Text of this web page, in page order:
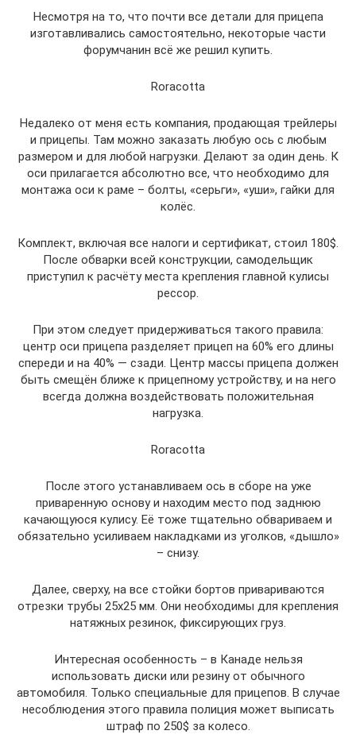
Несмотря на то, что почти все детали для прицепа
изготавливались самостоятельно, некоторые части
форумчанин всё же решил купить.
Roracotta
Недалеко от меня есть компания, продающая трейлеры
и прицепы. Там можно заказать любую ось с любым
размером и для любой нагрузки. Делают за один день. К
оси прилагается абсолютно все, что необходимо для
монтажа оси к раме – болты, «серьги», «уши», гайки для
колёс.
Комплект, включая все налоги и сертификат, стоил 180$.
После обварки всей конструкции, самодельщик
приступил к расчёту места крепления главной кулисы
рессор.
При этом следует придерживаться такого правила:
центр оси прицепа разделяет прицеп на 60% его длины
спереди и на 40% — сзади. Центр массы прицепа должен
быть смещён ближе к прицепному устройству, и на него
всегда должна воздействовать положительная
нагрузка.
Roracotta
После этого устанавливаем ось в сборе на уже
приваренную основу и находим место под заднюю
качающуюся кулису. Её тоже тщательно обвариваем и
обязательно усиливаем накладками из уголков, «дышло»
– снизу.
Далее, сверху, на все стойки бортов привариваются
отрезки трубы 25х25 мм. Они необходимы для крепления
натяжных резинок, фиксирующих груз.
Интересная особенность – в Канаде нельзя
использовать диски или резину от обычного
автомобиля. Только специальные для прицепов. В случае
несоблюдения этого правила полиция может выписать
штраф по 250$ за колесо.